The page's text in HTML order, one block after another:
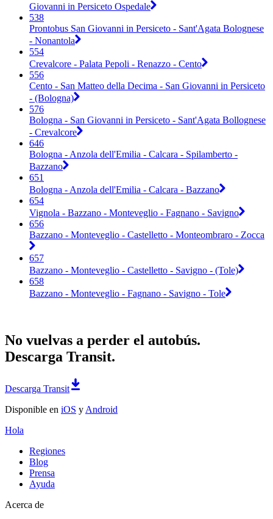
Giovanni in Persiceto Ospedale
538
Prontobus San Giovanni in Persiceto - Sant'Agata Bolognese
- Nonantola
554
Crevalcore - Palata Pepoli - Renazzo - Cento
556
Cento - San Matteo della Decima - San Giovanni in Persiceto
- (Bologna)
576
Bologna - San Giovanni in Persiceto - Sant'Agata Bollognese
- Crevalcore
646
Bologna - Anzola dell'Emilia - Calcara - Spilamberto -
Bazzano
651
Bologna - Anzola dell'Emilia - Calcara - Bazzano
654
Vignola - Bazzano - Monteveglio - Fagnano - Savigno
656
Bazzano - Monteveglio - Castelletto - Monteombraro - Zocca
657
Bazzano - Monteveglio - Castelletto - Savigno - (Tole)
658
Bazzano - Monteveglio - Fagnano - Savigno - Tole
No vuelvas a perder el autobús.
Descarga Transit.
Descarga Transit
Disponible en iOS y Android
Hola
Regiones
Blog
Prensa
Ayuda
Acerca de